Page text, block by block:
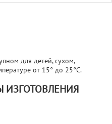
для детей, сухом,
от 15° до 25°С.
ИЗГОТОВЛЕНИЯ